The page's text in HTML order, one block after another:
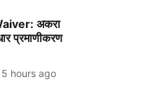
अकरा
प्रमाणीकरण
5 hours ago